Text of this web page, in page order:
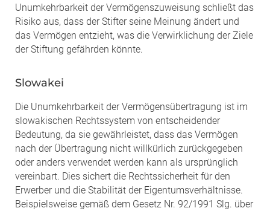
Unumkehrbarkeit der Vermögenszuweisung schließt das
Risiko aus, dass der Stifter seine Meinung ändert und
das Vermögen entzieht, was die Verwirklichung der Ziele
der Stiftung gefährden könnte.
Slowakei
Die Unumkehrbarkeit der Vermögensübertragung ist im
slowakischen Rechtssystem von entscheidender
Bedeutung, da sie gewährleistet, dass das Vermögen
nach der Übertragung nicht willkürlich zurückgegeben
oder anders verwendet werden kann als ursprünglich
vereinbart. Dies sichert die Rechtssicherheit für den
Erwerber und die Stabilität der Eigentumsverhältnisse.
Beispielsweise gemäß dem Gesetz Nr. 92/1991 Slg. über